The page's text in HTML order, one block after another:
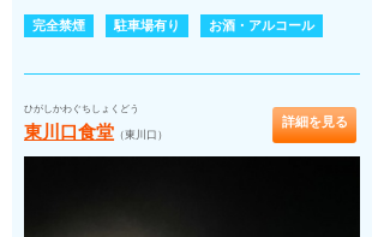
完全禁煙 駐車場有り お酒・アルコール
ひがしかわぐちしょくどう
東川口食堂 （東川口）
詳細を見る